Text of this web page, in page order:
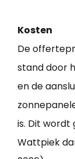
Kosten
De
stand door
en de
is. Dit
Wattpiek